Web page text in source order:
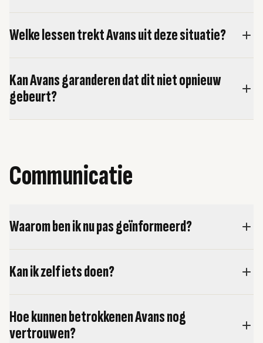
Welke lessen trekt Avans uit deze situatie?
Kan Avans garanderen dat dit niet opnieuw
gebeurt?
Communicatie
Waarom ben ik nu pas geïnformeerd?
Kan ik zelf iets doen?
Hoe kunnen betrokkenen Avans nog
vertrouwen?